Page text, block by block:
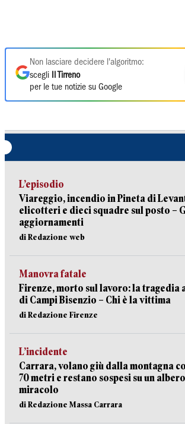
Non lasciare decidere l'algoritmo:
scegli
Il Tirreno
per le tue notizie su Google
L’episodio
Viareggio, incendio in Pineta di
elicotteri e dieci squadre sul posto –
aggiornamenti
di Redazione web
Manovra fatale
Firenze, morto sul lavoro: la tragedia
di Campi Bisenzio – Chi è la vittima
di Redazione Firenze
L’incidente
Carrara, volano giù dalla montagna
70 metri e restano sospesi su un
miracolo
di Redazione Massa Carrara